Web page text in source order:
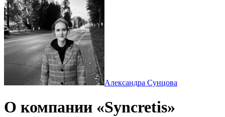
Александра Сунцова
О компании «Syncretis»